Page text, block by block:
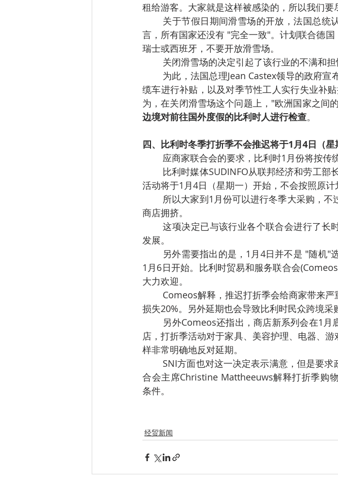
租给游客。大家就是这样被感染的，所以我们要
关于节假日期间滑雪场的开放，法国总统
言，所有国家还没有 "完全一致"。计划联合德
瑞士或西班牙，不要开放滑雪场。
关闭滑雪场的决定引起了该行业的不满和
为此，法国总理Jean Castex领导的政府
缆车进行补贴，以及对季节性工人实行失业补
为，在关闭滑雪场这个问题上，"欧洲国家之间
边境对前往国外度假的比利时人进行检查。
四、比利时冬季打折季不会推迟将于1月4日（
应商家联合会的要求，比利时1月份将按传
比利时媒体SUDINFO从联邦经济和劳工
活动将于1月4日（星期一）开始，不会按照原计
所以大家到1月份可以进行冬季大采购，
商店拥挤。
这项决定已与该行业各个联合会进行了长
发展。
另外需要指出的是，1月4日并不是 "随机"
1月6日开始。比利时贸易和服务联合会
大力欢迎。
Comeos解释，推迟打折季会给商家带来
损失20%。另外延期也会导致比利时民众跨境采
另外Comeos还指出，商店新系列会在1
店，打折季活动对于家具、美容护理、电器、
样非常明确地反对延期。
SNI方面也对这一决定表示满意，但是要
合会主席Christine Mattheeuws解释打折季购
条件。
经贸新闻